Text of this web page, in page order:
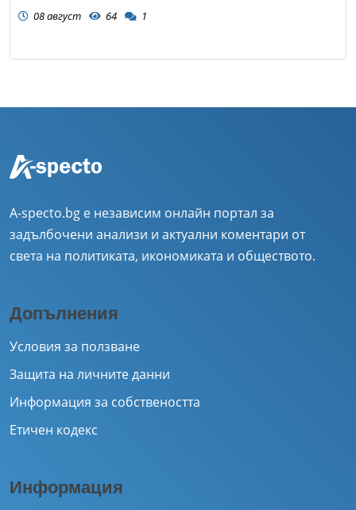
08 август 64 1
A-specto.bg е независим онлайн портал за
задълбочени анализи и актуални коментари от
света на политиката, икономиката и обществото.
Допълнения
Условия за ползване
Защита на личните данни
Информация за собствеността
Етичен кодекс
Информация